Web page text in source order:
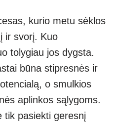
kurio metu sėklos
ir svorį. Kuo
tolygiau jos dygsta.
būna stipresnės ir
o smulkios
aplinkos sąlygoms.
tik pasiekti geresnį